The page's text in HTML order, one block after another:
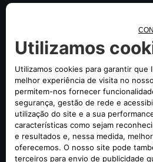
vibrante e ansiosos por partilhar
Isto confirma a vitalidade de uma
em promover os valores mais
desportividade e italianidade.
br> Depois de um desfile de
participaram numa corrida
em colaboração com o Registro
equipas concorrentes, Carolina
Spider Duetto de 1978, seguida de
1952 e de um Spider 2600